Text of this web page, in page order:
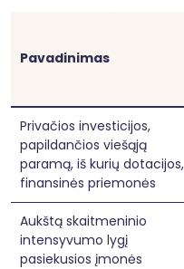
Pavadinimas
Privačios investicijos,
papildančios viešąją
paramą, iš kurių dotacijos,
finansinės priemonės
Aukštą skaitmeninio
intensyvumo lygį
pasiekusios įmonės